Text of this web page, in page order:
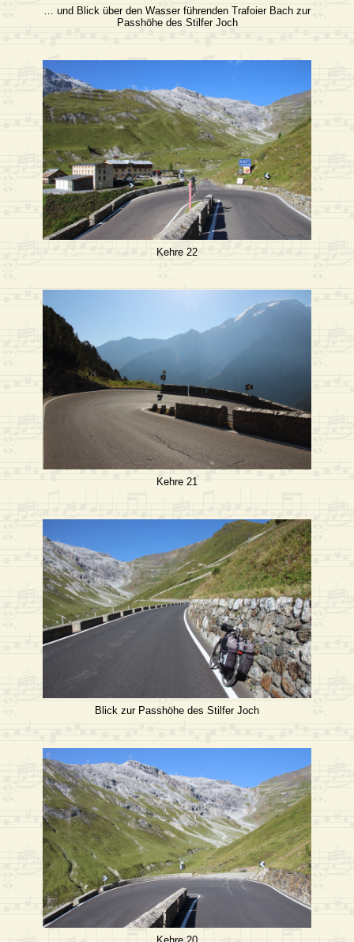
… und Blick über den Wasser führenden Trafoier Bach zur
Passhöhe des Stilfer Joch
Kehre 22
Kehre 21
Blick zur Passhöhe des Stilfer Joch